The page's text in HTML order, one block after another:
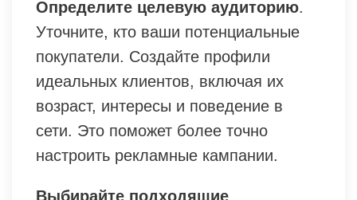
Определите целевую аудиторию.
Уточните, кто ваши потенциальные
покупатели. Создайте профили
идеальных клиентов, включая их
возраст, интересы и поведение в
сети. Это поможет более точно
настроить рекламные кампании.
Выбирайте подходящие